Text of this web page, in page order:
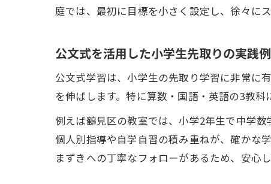
庭では、最初に目標を小さく設定し、徐々に
公文式を活用した小学生先取りの実践例
公文式学習は、小学生の先取り学習に非常に
を伸ばします。特に算数・国語・英語の3教
例えば鶴見区の教室では、小学2年生で中学
個人別指導や自学自習の積み重ねが、確かな
まずきへの丁寧なフォローがあるため、安心